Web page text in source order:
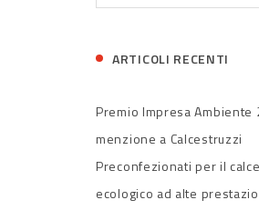
ARTICOLI RECENTI
Premio Impresa Ambiente
menzione a Calcestruzzi
Preconfezionati per il
ecologico ad alte